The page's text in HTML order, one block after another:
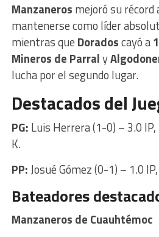
Manzaneros mejoró su récord
mantenerse como líder
mientras que Doradoscayó a
Mineros de Parraly
lucha por el segundo lugar.
Destacados del
PG: Luis Herrera (1-0) – 3.0 IP,
K.
PP:Josué Gómez (0-1) – 1.0
Bateadores
Manzaneros de Cuauhtémoc